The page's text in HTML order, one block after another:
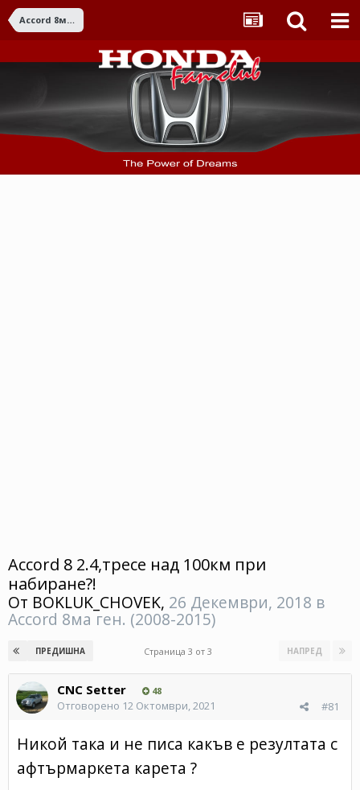
Accord 8ма ген. (2008-2015)
Accord 8 2.4,тресе над 100км при
набиране?!
От BOKLUK_CHOVEK, 26 Декември, 2018 в
Accord 8ма ген. (2008-2015)
ПРЕДИШНА НАПРЕД
Страница 3 от 3
CNC Setter 48
#81
Отговорено 12 Октомври, 2021
Никой така и не писа какъв е резултата с
афтърмаркета карета ?